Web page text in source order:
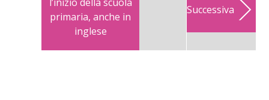
primaria, anche in
inglese
Successiva